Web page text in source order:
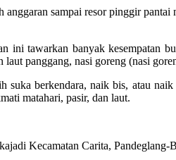
sampai resor pinggir
ini tawarkan banyak kesempatan
panggang, nasi goreng (nasi
berkendara, naik bis, atau
matahari, pasir, dan laut.
Kecamatan Carita, Pandeglang-